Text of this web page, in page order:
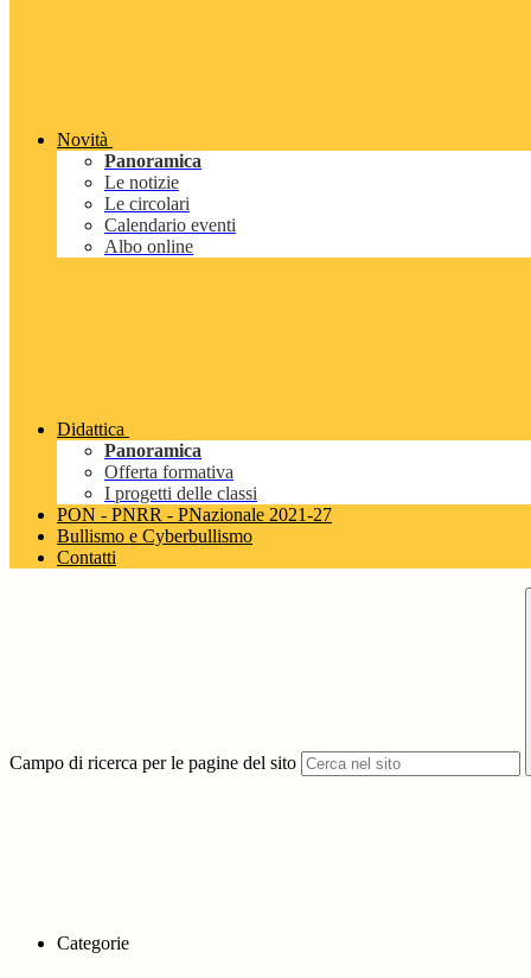
Novità
Panoramica
Le notizie
Le circolari
Calendario eventi
Albo online
Didattica
Panoramica
Offerta formativa
I progetti delle classi
PON - PNRR - PNazionale 2021-27
Bullismo e Cyberbullismo
Contatti
Campo di ricerca per le pagine del sito
Categorie